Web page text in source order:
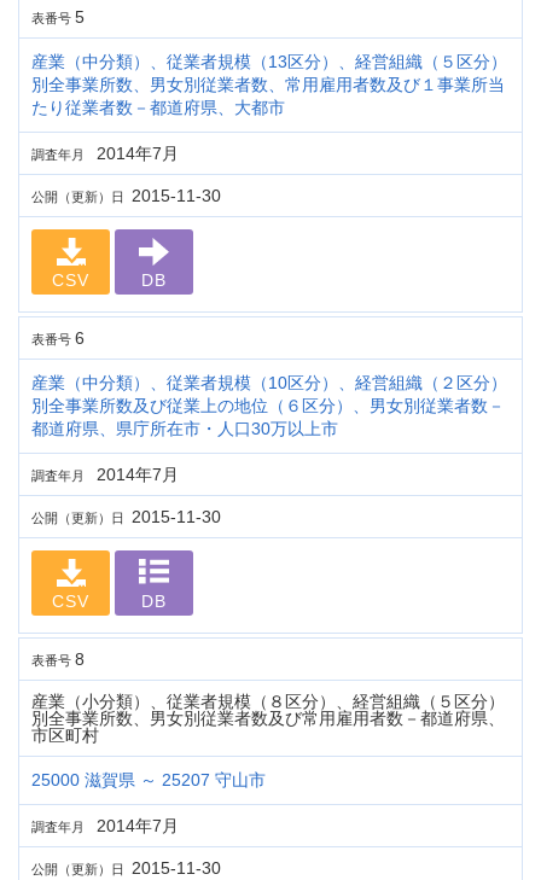
表番号 5
産業（中分類）、従業者規模（13区分）、経営組織（５区分）
別全事業所数、男女別従業者数、常用雇用者数及び１事業所当
たり従業者数－都道府県、大都市
調査年月 2014年7月
公開（更新）日 2015-11-30
CSV DB
表番号 6
産業（中分類）、従業者規模（10区分）、経営組織（２区分）
別全事業所数及び従業上の地位（６区分）、男女別従業者数－
都道府県、県庁所在市・人口30万以上市
調査年月 2014年7月
公開（更新）日 2015-11-30
CSV DB
表番号 8
産業（小分類）、従業者規模（８区分）、経営組織（５区分）
別全事業所数、男女別従業者数及び常用雇用者数－都道府県、
市区町村
25000 滋賀県 ～ 25207 守山市
調査年月 2014年7月
公開（更新）日 2015-11-30